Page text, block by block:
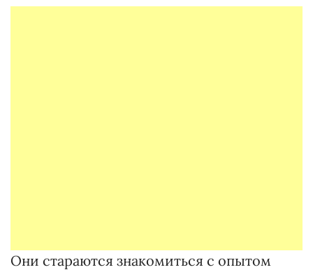
Они стараются знакомиться с опытом